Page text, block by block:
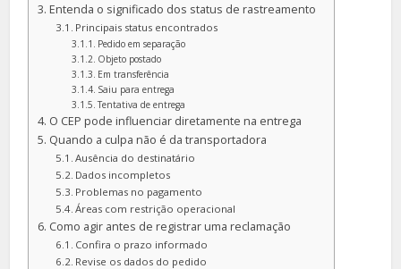
Entenda o significado dos status de rastreamento
Principais status encontrados
Pedido em separação
Objeto postado
Em transferência
Saiu para entrega
Tentativa de entrega
O CEP pode influenciar diretamente na entrega
Quando a culpa não é da transportadora
Ausência do destinatário
Dados incompletos
Problemas no pagamento
Áreas com restrição operacional
Como agir antes de registrar uma reclamação
Confira o prazo informado
Revise os dados do pedido